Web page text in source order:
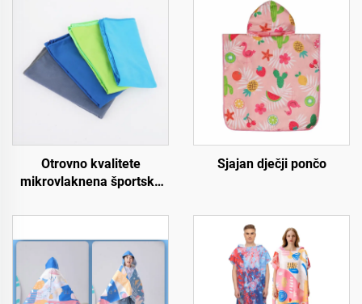
Otrovno kvalitete
mikrovlaknena športska
Sjajan dječji pončo